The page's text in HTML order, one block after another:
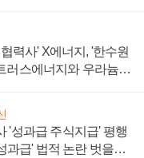
력사' X에너지, '한수원
러스에너지와 우라늄
'성과급 주식지급' 평행
과급' 법적 논란 벗을지